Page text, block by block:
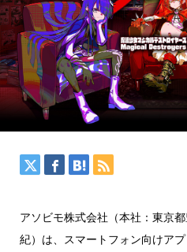
アソビモ株式会社（本社：東京
紀）は、スマートフォン向けア